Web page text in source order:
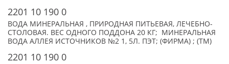
2201 10 190 0
ВОДА МИНЕРАЛЬНАЯ , ПРИРОДНАЯ ПИТЬЕВАЯ, ЛЕЧЕБНО-
СТОЛОВАЯ. ВЕС ОДНОГО ПОДДОНА 20 КГ; МИНЕРАЛЬНАЯ
ВОДА АЛЛЕЯ ИСТОЧНИКОВ №2 1, 5Л. ПЭТ; (ФИРМА) ; (TM)
2201 10 190 0